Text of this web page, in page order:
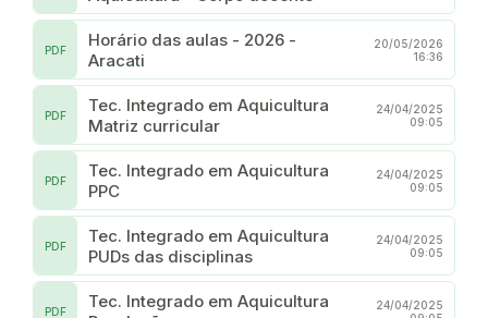
Horário das aulas - 2026 -
Aracati
PDF
20/05/2026
16:36
Tec. Integrado em Aquicultura
Matriz curricular
PDF
24/04/2025
09:05
Tec. Integrado em Aquicultura
PPC
PDF
24/04/2025
09:05
Tec. Integrado em Aquicultura
PUDs das disciplinas
PDF
24/04/2025
09:05
Tec. Integrado em Aquicultura
PDF
24/04/2025